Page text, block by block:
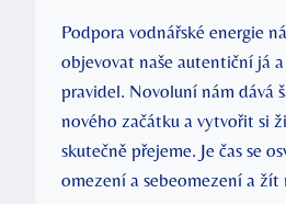
Podpora vodnářské energie
objevovat naše autentiční já
pravidel. Novoluní nám dává
nového začátku a vytvořit si
skutečně přejeme. Je čas se
omezení a sebeomezení a